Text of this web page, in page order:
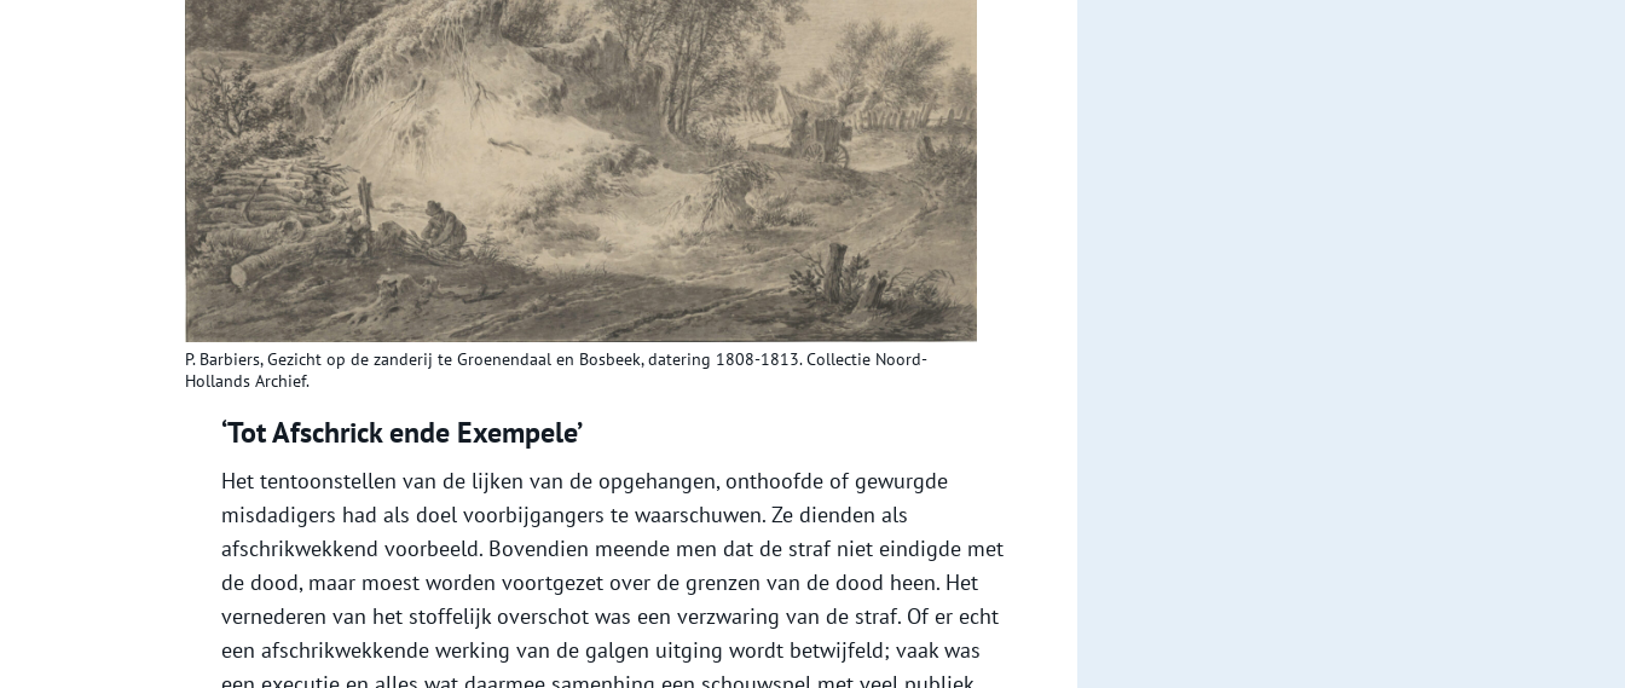
P. Barbiers, Gezicht op de zanderij te Groenendaal en Bosbeek, datering 1808-1813. Collectie Noord-
Hollands Archief.
‘Tot Afschrick ende Exempele’
Het tentoonstellen van de lijken van de opgehangen, onthoofde of gewurgde
misdadigers had als doel voorbijgangers te waarschuwen. Ze dienden als
afschrikwekkend voorbeeld. Bovendien meende men dat de straf niet eindigde met
de dood, maar moest worden voortgezet over de grenzen van de dood heen. Het
vernederen van het stoffelijk overschot was een verzwaring van de straf. Of er echt
een afschrikwekkende werking van de galgen uitging wordt betwijfeld; vaak was